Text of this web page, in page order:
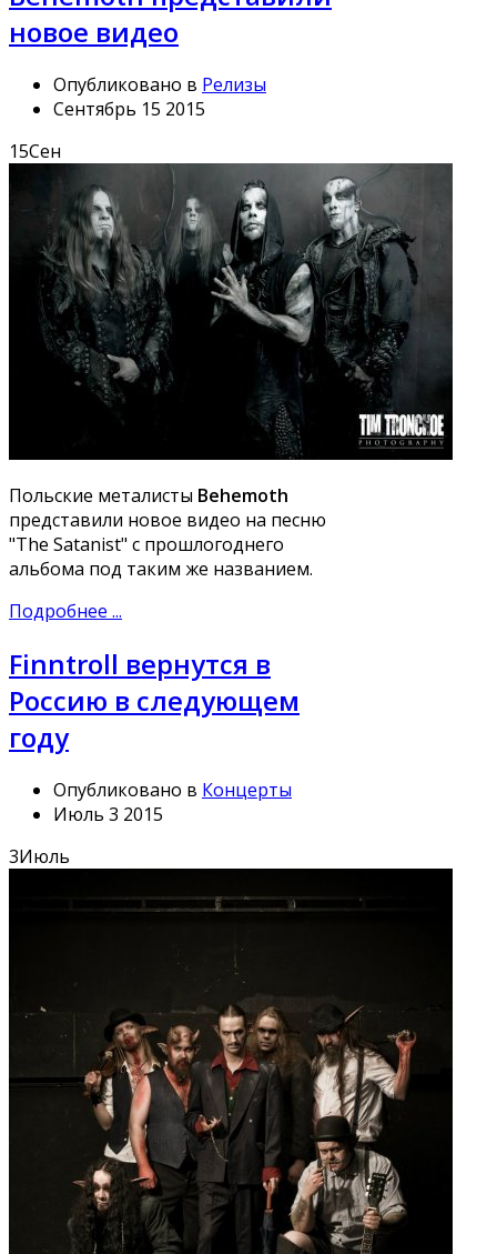
новое видео
Опубликовано в Релизы
Сентябрь 15 2015
15Сен
Польские металисты Behemoth
представили новое видео на песню
"The Satanist" с прошлогоднего
альбома под таким же названием.
Подробнее ...
Finntroll вернутся в
Россию в следующем
году
Опубликовано в Концерты
Июль 3 2015
3Июль